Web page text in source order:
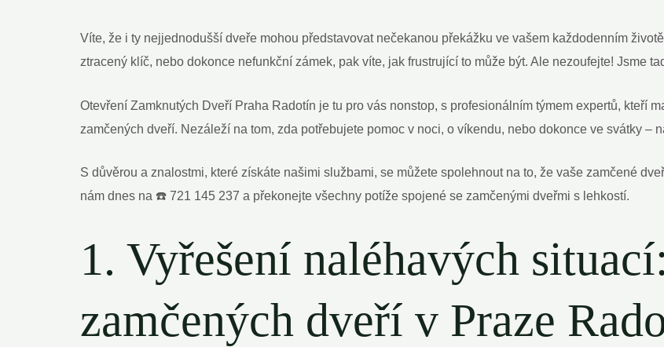
Víte, že i ty nejjednodušší dveře mohou představovat nečekanou překážku ve vašem každodenním
ztracený klíč, nebo dokonce nefunkční zámek, pak víte, jak frustrující to může být. Ale nezoufejte! Jsme
Otevření Zamknutých Dveří Praha Radotín je tu pro vás nonstop, s profesionálním týmem expertů, kteří
zamčených dveří. Nezáleží na tom, zda potřebujete pomoc v noci, o víkendu, nebo dokonce ve svátky –
S důvěrou a znalostmi, které získáte našimi službami, se můžete spolehnout na to, že vaše zamčené
nám dnes na ☎️ 721 145 237 a překonejte všechny potíže spojené se zamčenými dveřmi s lehkostí.
1. Vyřešení naléhavých
zamčených dveří v Praze